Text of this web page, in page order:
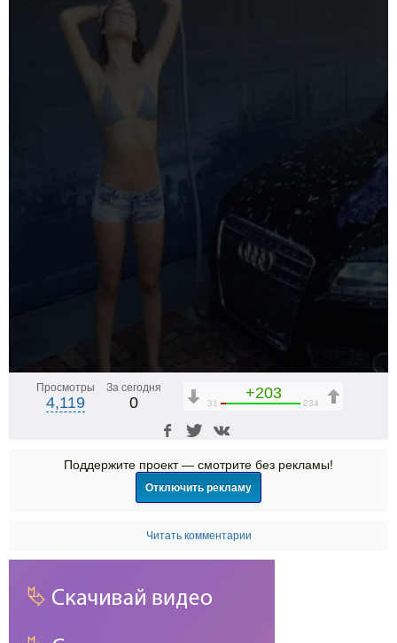
Просмотры
4,119
За сегодня
0
+203
31 234
Поддержите проект — смотрите без рекламы!
Отключить рекламу
Читать комментарии